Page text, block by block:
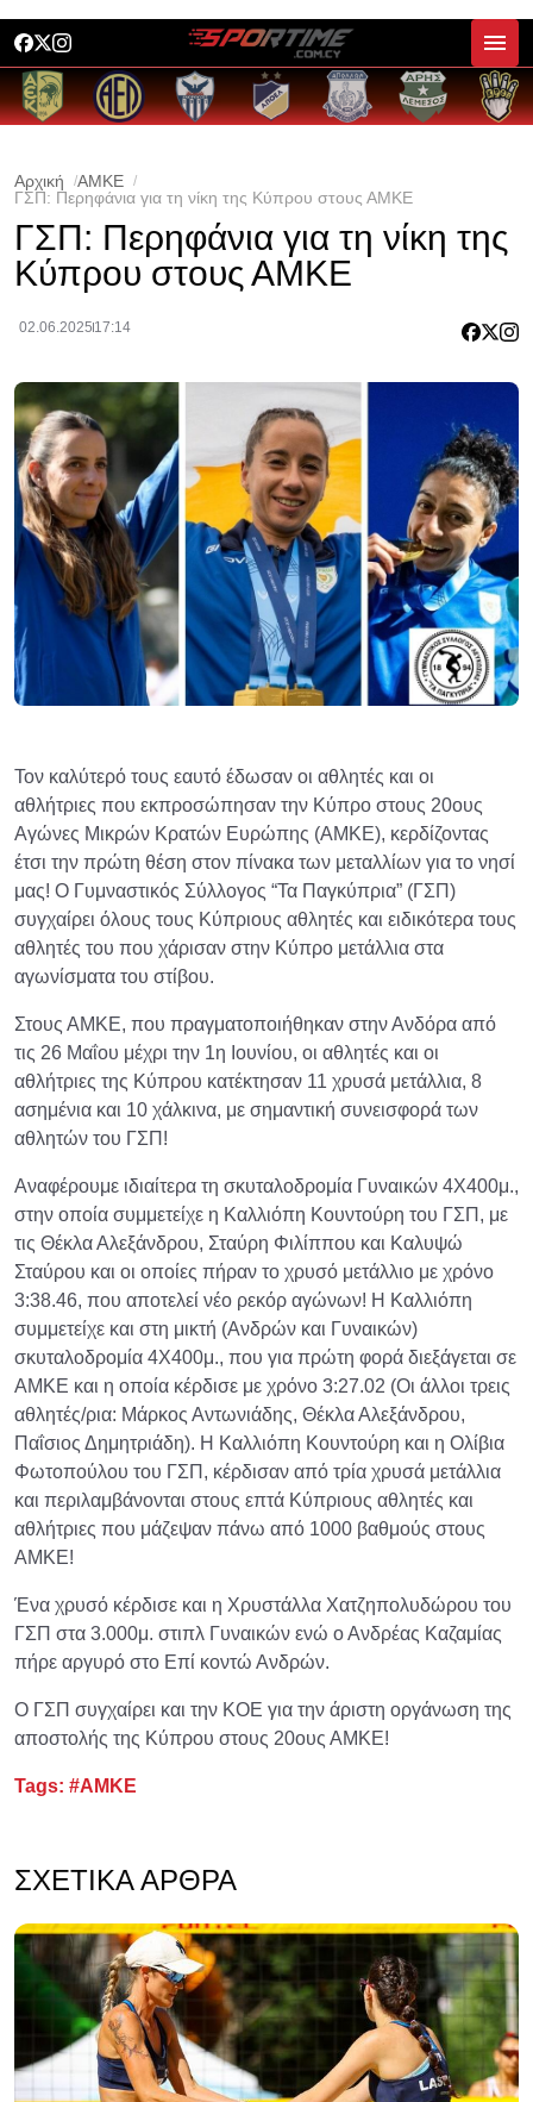
Αρχική
ΑΜΚΕ
ΓΣΠ: Περηφάνια για τη νίκη της Κύπρου στους ΑΜΚΕ
ΓΣΠ: Περηφάνια για τη νίκη της
Κύπρου στους ΑΜΚΕ
02.06.2025 17:14
Τον καλύτερό τους εαυτό έδωσαν οι αθλητές και οι
αθλήτριες που εκπροσώπησαν την Κύπρο στους 20ους
Αγώνες Μικρών Κρατών Ευρώπης (ΑΜΚΕ), κερδίζοντας
έτσι την πρώτη θέση στον πίνακα των μεταλλίων για το νησί
μας! Ο Γυμναστικός Σύλλογος “Τα Παγκύπρια” (ΓΣΠ)
συγχαίρει όλους τους Κύπριους αθλητές και ειδικότερα τους
αθλητές του που χάρισαν στην Κύπρο μετάλλια στα
αγωνίσματα του στίβου.
Στους ΑΜΚΕ, που πραγματοποιήθηκαν στην Ανδόρα από
τις 26 Μαΐου μέχρι την 1η Ιουνίου, οι αθλητές και οι
αθλήτριες της Κύπρου κατέκτησαν 11 χρυσά μετάλλια, 8
ασημένια και 10 χάλκινα, με σημαντική συνεισφορά των
αθλητών του ΓΣΠ!
Αναφέρουμε ιδιαίτερα τη σκυταλοδρομία Γυναικών 4Χ400μ.,
στην οποία συμμετείχε η Καλλιόπη Κουντούρη του ΓΣΠ, με
τις Θέκλα Αλεξάνδρου, Σταύρη Φιλίππου και Καλυψώ
Σταύρου και οι οποίες πήραν το χρυσό μετάλλιο με χρόνο
3:38.46, που αποτελεί νέο ρεκόρ αγώνων! Η Καλλιόπη
συμμετείχε και στη μικτή (Ανδρών και Γυναικών)
σκυταλοδρομία 4Χ400μ., που για πρώτη φορά διεξάγεται σε
ΑΜΚΕ και η οποία κέρδισε με χρόνο 3:27.02 (Οι άλλοι τρεις
αθλητές/ρια: Μάρκος Αντωνιάδης, Θέκλα Αλεξάνδρου,
Παΐσιος Δημητριάδη). Η Καλλιόπη Κουντούρη και η Ολίβια
Φωτοπούλου του ΓΣΠ, κέρδισαν από τρία χρυσά μετάλλια
και περιλαμβάνονται στους επτά Κύπριους αθλητές και
αθλήτριες που μάζεψαν πάνω από 1000 βαθμούς στους
ΑΜΚΕ!
Ένα χρυσό κέρδισε και η Χρυστάλλα Χατζηπολυδώρου του
ΓΣΠ στα 3.000μ. στιπλ Γυναικών ενώ ο Ανδρέας Καζαμίας
πήρε αργυρό στο Επί κοντώ Ανδρών.
Ο ΓΣΠ συγχαίρει και την ΚΟΕ για την άριστη οργάνωση της
αποστολής της Κύπρου στους 20ους ΑΜΚΕ!
Tags: #ΑΜΚΕ
ΣΧΕΤΙΚΆ ΆΡΘΡΑ